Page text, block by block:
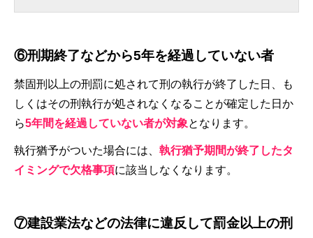
⑥刑期終了などから5年を経過していない者
禁固刑以上の刑罰に処されて刑の執行が終了した日、も
しくはその刑執行が処されなくなることが確定した日か
ら5年間を経過していない者が対象となります。
執行猶予がついた場合には、 執行猶予期間が終了したタ
イミングで欠格事項に該当しなくなります。
⑦建設業法などの法律に違反して罰金以上の刑